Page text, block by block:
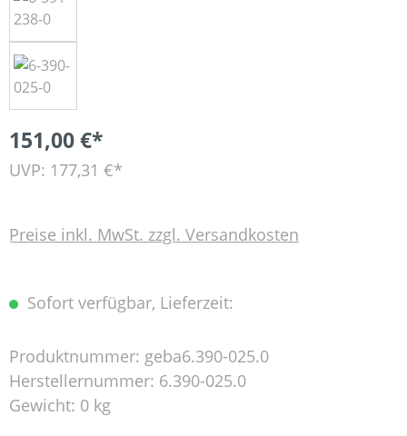
151,00 €*
UVP: 177,31 €*
Preise inkl. MwSt. zzgl. Versandkosten
Sofort verfügbar, Lieferzeit:
Produktnummer: geba6.390-025.0
Herstellernummer: 6.390-025.0
Gewicht: 0 kg